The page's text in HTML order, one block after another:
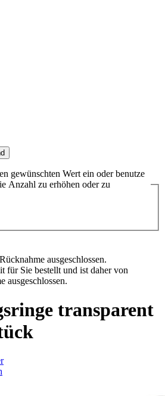
gewünschten Wert ein oder benutze
Anzahl zu erhöhen oder zu
ausgeschlossen.
Sie bestellt und ist daher von
ausgeschlossen.
transparent